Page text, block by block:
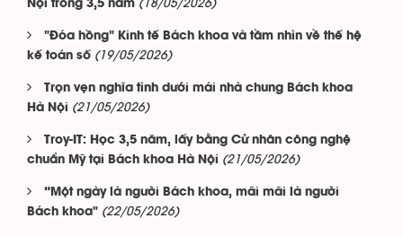
Nội trong 3,5 năm (18/05/2026)
"Đóa hồng" Kinh tế Bách khoa và tầm nhìn về thế hệ
kế toán số (19/05/2026)
Trọn vẹn nghĩa tình dưới mái nhà chung Bách khoa
Hà Nội (21/05/2026)
Troy-IT: Học 3,5 năm, lấy bằng Cử nhân công nghệ
chuẩn Mỹ tại Bách khoa Hà Nội (21/05/2026)
“Một ngày là người Bách khoa, mãi mãi là người
Bách khoa" (22/05/2026)